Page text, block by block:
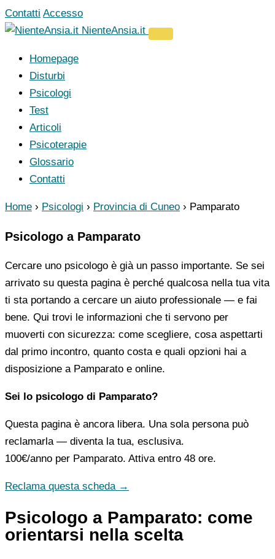
Vai
al
Contatti Accesso
NienteAnsia.it
Homepage
Disturbi
Psicologi
Test
Articoli
Psicoterapie
Glossario
Contatti
Home › Psicologi › Provincia di Cuneo › Pamparato
Psicologo a Pamparato
Cercare uno psicologo è già un passo importante. Se sei
arrivato su questa pagina è perché qualcosa nella tua vita
ti sta portando a cercare un aiuto professionale — e fai
bene. Qui trovi le informazioni che ti servono per
muoverti con sicurezza: come scegliere, cosa aspettarti
dal primo incontro, quanto costa e quali opzioni hai a
disposizione a Pamparato e online.
Sei lo psicologo di Pamparato?
Questa pagina è ancora libera. Una sola persona può
reclamarla — diventa la tua, esclusiva.
100€/anno per Pamparato. Attiva entro 48 ore.
Reclama questa scheda →
Psicologo a Pamparato: come
orientarsi nella scelta